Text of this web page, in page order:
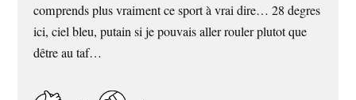
comprends plus vraiment ce sport à vrai dire… 28 degres
ici, ciel bleu, putain si je pouvais aller rouler plutot que
dêtre au taf…